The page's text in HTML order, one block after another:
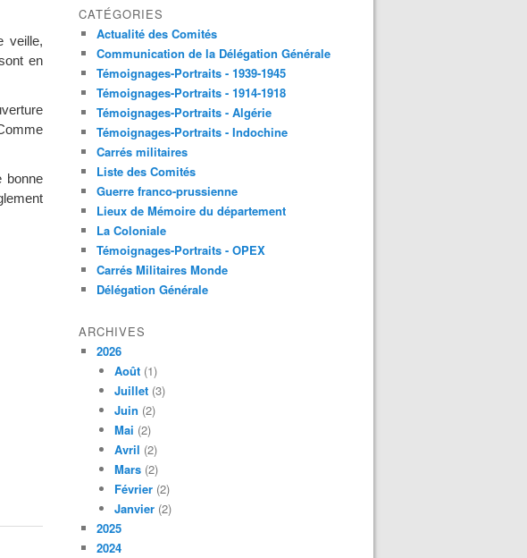
veille,
en
bonne
CATÉGORIES
Actualité des Comités
Communication de la Délégation Générale
Témoignages-Portraits - 1939-1945
Témoignages-Portraits - 1914-1918
Témoignages-Portraits - Algérie
Témoignages-Portraits - Indochine
Carrés militaires
Liste des Comités
Guerre franco-prussienne
Lieux de Mémoire du département
La Coloniale
Témoignages-Portraits - OPEX
Carrés Militaires Monde
Délégation Générale
ARCHIVES
2026
Août (1)
Juillet (3)
Juin (2)
Mai (2)
Avril (2)
Mars (2)
Février (2)
Janvier (2)
2025
2024